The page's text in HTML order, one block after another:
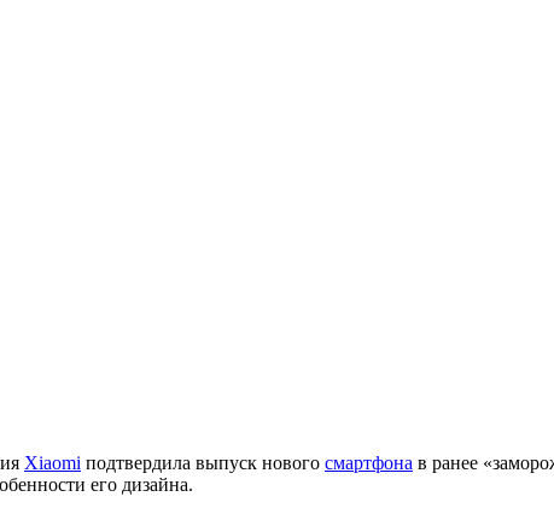
Xiaomi подтвердила выпуск нового смартфона в ранее
его дизайна.